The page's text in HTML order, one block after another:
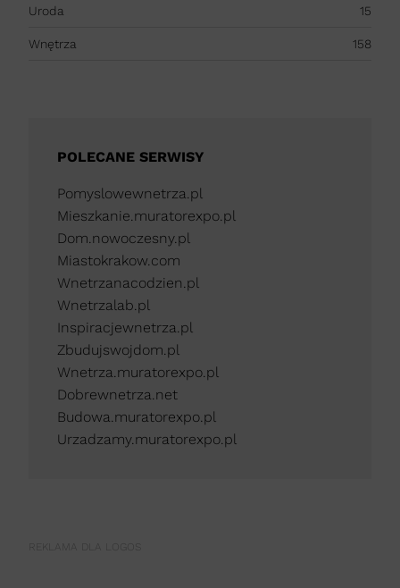
Uroda 15
Wnętrza 158
POLECANE SERWISY
Pomyslowewnetrza.pl
Mieszkanie.muratorexpo.pl
Dom.nowoczesny.pl
Miastokrakow.com
Wnetrzanacodzien.pl
Wnetrzalab.pl
Inspiracjewnetrza.pl
Zbudujswojdom.pl
Wnetrza.muratorexpo.pl
Dobrewnetrza.net
Budowa.muratorexpo.pl
Urzadzamy.muratorexpo.pl
REKLAMA DLA LOGOS